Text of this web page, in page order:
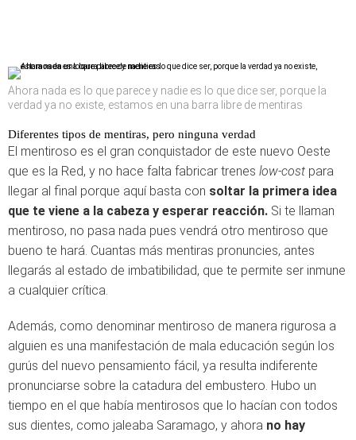
Ahora nada es lo que parece y nadie es lo que dice ser, porque la
verdad ya no existe, estamos en una barra libre de mentiras
Diferentes tipos de mentiras, pero ninguna verdad
El mentiroso es el gran conquistador de este nuevo Oeste
que es la Red, y no hace falta fabricar trenes low-cost para
llegar al final porque aquí basta con soltar la primera idea
que te viene a la cabeza y esperar reacción. Si te llaman
mentiroso, no pasa nada pues vendrá otro mentiroso que
bueno te hará. Cuantas más mentiras pronuncies, antes
llegarás al estado de imbatibilidad, que te permite ser inmune
a cualquier crítica.
Además, como denominar mentiroso de manera rigurosa a
alguien es una manifestación de mala educación según los
gurús del nuevo pensamiento fácil, ya resulta indiferente
pronunciarse sobre la catadura del embustero. Hubo un
tiempo en el que había mentirosos que lo hacían con todos
sus dientes, como jaleaba Saramago, y ahora no hay